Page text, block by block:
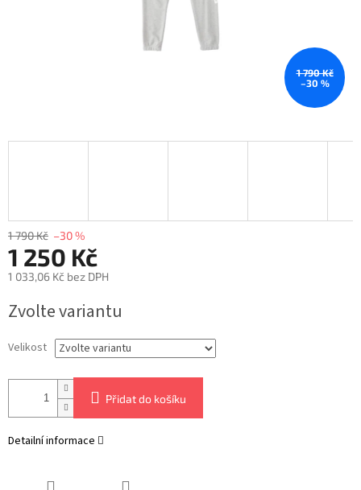
1 790 Kč
–30 %
1 790 Kč –30 %
1 250 Kč
1 033,06 Kč bez DPH
cena:
Zvolte variantu
Velikost
Přidat do košíku
Detailní informace